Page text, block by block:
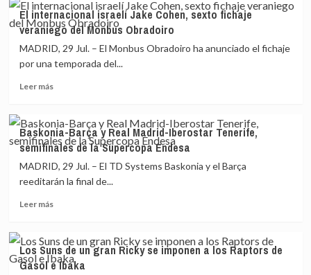
elegirán
presidente
el
21
de
La
‘burbuja’
de
Orlando
reanuda
pelea
anillo
con
22
aspirantes
El internacional israelí Jake Cohen, sexto fichaje
veraniego del Monbus Obradoiro
MADRID, 29 Jul. – El Monbus Obradoiro ha anunciado el fichaje
por una temporada del...
Leer másLeer
El
internacional
israelí
Jake
Cohen,
fichaje
Monbus
Obradoiro
Baskonia-Barça y Real Madrid-Iberostar Tenerife,
semifinales de la Supercopa Endesa
MADRID, 29 Jul. – El TD Systems Baskonia y el Barça
reeditarán la final de...
Leer másLeer
Baskonia-
Barça
y
Los Suns de un gran Ricky se imponen a los Raptors de
Gasol e Ibaka